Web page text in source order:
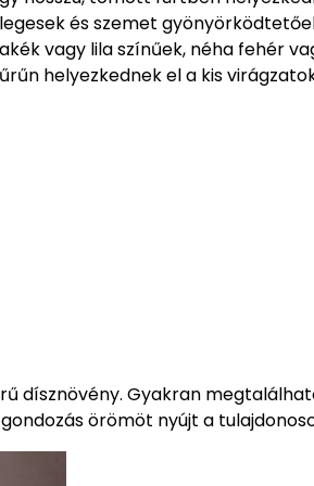
és szemet
vagy lila színűek, néha fehér
helyezkednek el a kis
dísznövény. Gyakran
örömöt nyújt a